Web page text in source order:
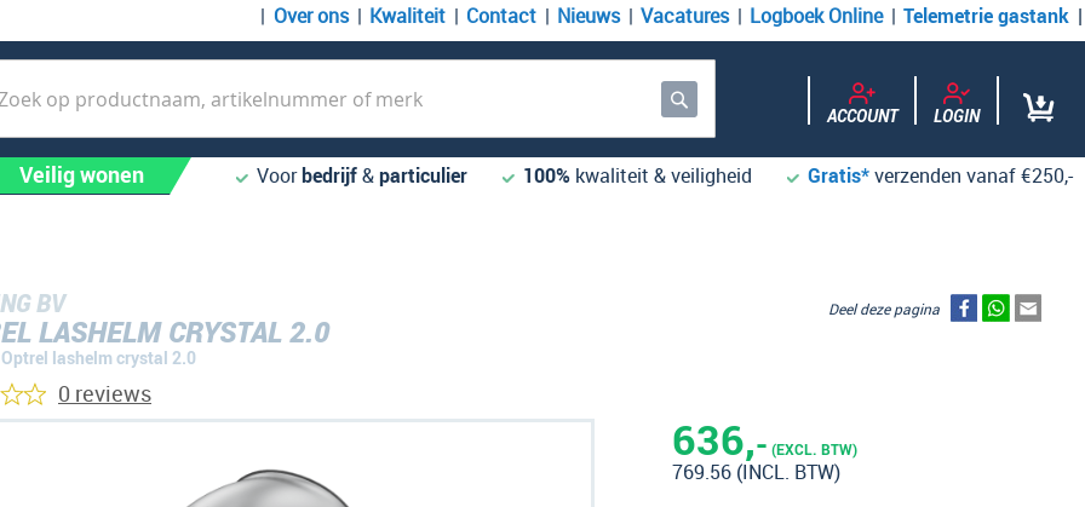
Over ons Kwaliteit Contact Nieuws Vacatures Logboek Online Telemetrie gastank
Zoek ACCOUNT LOGIN
Veilig wonen Voorbedrijf&particulier 100% kwaliteit & veiligheid Gratis*verzenden vanaf €250,-
BV
LASHELM CRYSTAL 2.0
Optrel lashelm crystal 2.0
636,- (EXCL. BTW)
769.56 (INCL. BTW)
Deel deze pagina
0 reviews